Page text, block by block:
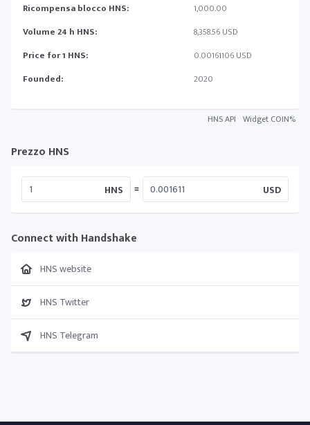
Ricompensa blocco HNS:
1,000.00
Volume 24 h HNS:
8,358.56 USD
Price for 1 HNS:
0.00161106 USD
Founded:
2020
HNS API Widget COIN%
Prezzo HNS
HNS = USD
Connect with Handshake
HNS website
HNS Twitter
HNS Telegram